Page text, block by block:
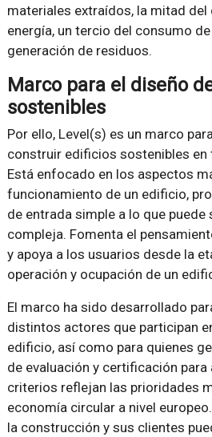
materiales extraídos, la mitad
energía, un tercio del consumo
generación de residuos.
Marco para el diseño
sostenibles
Por ello, Level(s) es un marco
construir edificios sostenibles en
Está enfocado en los aspectos
funcionamiento de un edificio,
de entrada simple a lo que puede
compleja. Fomenta el
y apoya a los usuarios desde la
operación y ocupación de un
El marco ha sido desarrollado
distintos actores que participan
edificio, así como para quienes
de evaluación y certificación
criterios reflejan las prioridades
economía circular a nivel
la construcción y sus clientes